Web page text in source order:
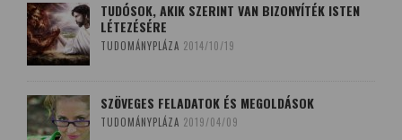
TUDÓSOK, AKIK SZERINT VAN BIZONYÍTÉK ISTEN
LÉTEZÉSÉRE
TUDOMÁNYPLÁZA 2014/10/19
SZÖVEGES FELADATOK ÉS MEGOLDÁSOK
TUDOMÁNYPLÁZA 2019/04/09